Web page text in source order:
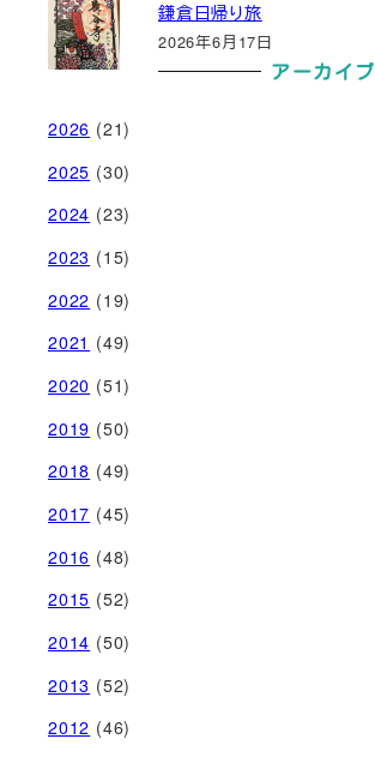
鎌倉日帰り旅
2026年6月17日
アーカイブ
2026 (21)
2025 (30)
2024 (23)
2023 (15)
2022 (19)
2021 (49)
2020 (51)
2019 (50)
2018 (49)
2017 (45)
2016 (48)
2015 (52)
2014 (50)
2013 (52)
2012 (46)